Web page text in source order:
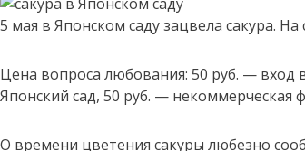
5 мая в Японском саду зацвела сакура.
Цена вопроса любования: 50 руб. — вход
Японский сад, 50 руб. — некоммерческая
О времени цветения сакуры любезно